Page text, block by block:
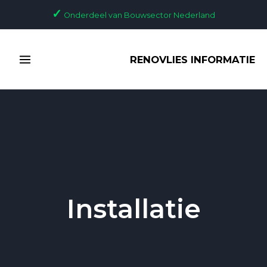
✓ Onderdeel van Bouwsector Nederland
MENU
RENOVLIES INFORMATIE
Installatie